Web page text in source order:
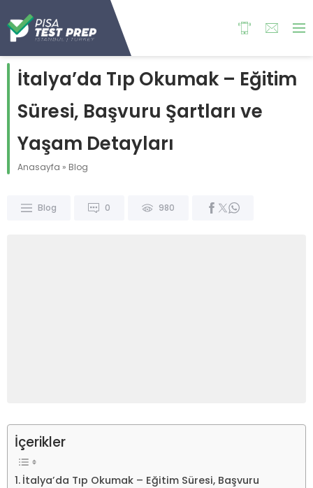
İtalya’da Tıp Okumak – Eğitim
Süresi, Başvuru Şartları ve
Yaşam Detayları
Anasayfa » Blog
Blog 0 980
İçerikler
İtalya’da Tıp Okumak – Eğitim Süresi, Başvuru